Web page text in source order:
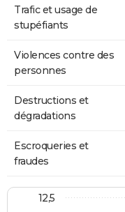
Trafic et usage de
stupéfiants
Violences contre des
personnes
Destructions et
dégradations
Escroqueries et
fraudes
12,5